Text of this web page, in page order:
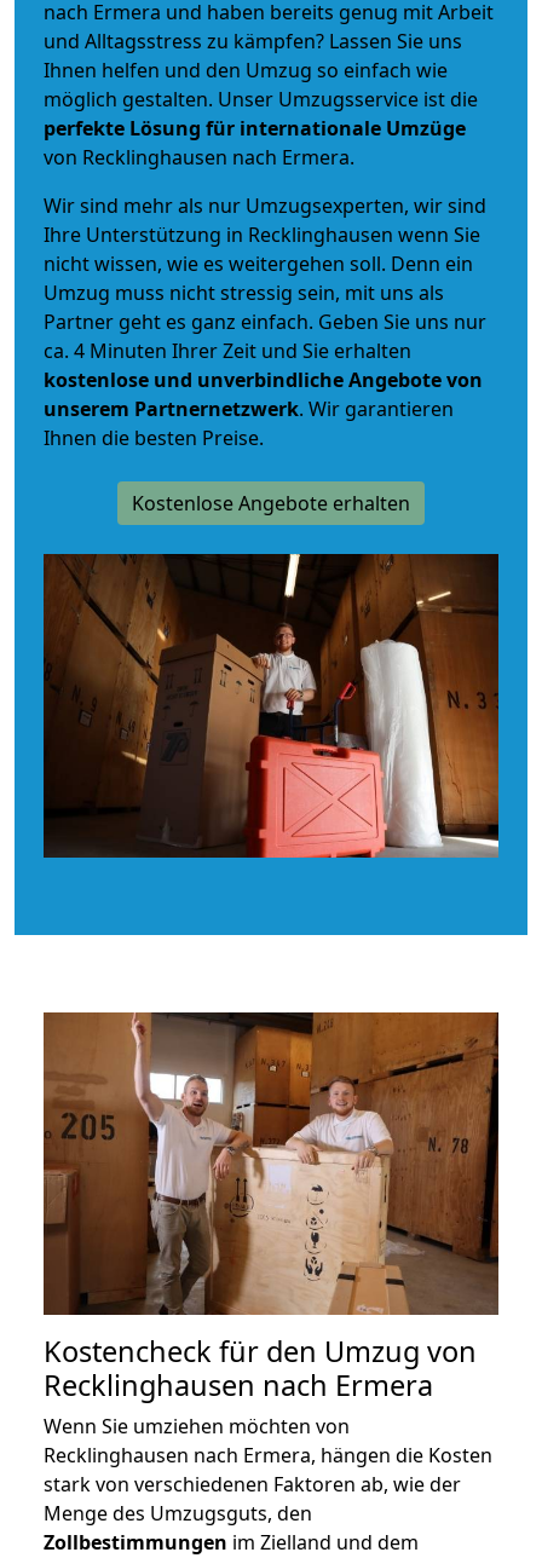
nach Ermera und haben bereits genug mit Arbeit
und Alltagsstress zu kämpfen? Lassen Sie uns
Ihnen helfen und den Umzug so einfach wie
möglich gestalten. Unser Umzugsservice ist die
perfekte Lösung für internationale Umzüge
von Recklinghausen nach Ermera.
Wir sind mehr als nur Umzugsexperten, wir sind
Ihre Unterstützung in Recklinghausen wenn Sie
nicht wissen, wie es weitergehen soll. Denn ein
Umzug muss nicht stressig sein, mit uns als
Partner geht es ganz einfach. Geben Sie uns nur
ca. 4 Minuten Ihrer Zeit und Sie erhalten
kostenlose und unverbindlicheAngebote von
unserem Partnernetzwerk. Wir garantieren
Ihnen die besten Preise.
Kostenlose Angebote erhalten
Kostencheck für den Umzug von
Recklinghausen nach Ermera
Wenn Sie umziehen möchten von
Recklinghausen nach Ermera, hängen die Kosten
stark von verschiedenen Faktoren ab, wie der
Menge des Umzugsguts, den
Zollbestimmungen im Zielland und dem